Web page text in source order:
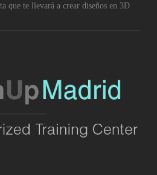
que te llevará a crear diseños en 3D